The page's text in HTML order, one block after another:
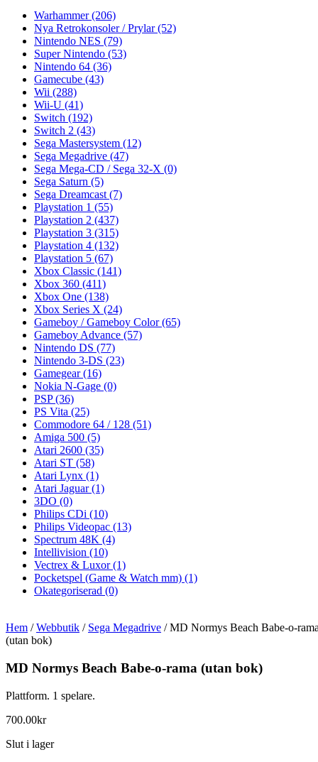
Warhammer(206)
Nya Retrokonsoler / Prylar(52)
Nintendo NES (79)
Super Nintendo (53)
Nintendo 64 (36)
Gamecube (43)
Wii (288)
Wii-U (41)
Switch (192)
Switch 2 (43)
Sega Mastersystem (12)
Sega Megadrive (47)
Sega Mega-CD / Sega 32-X (0)
Sega Saturn (5)
Sega Dreamcast (7)
Playstation 1 (55)
Playstation 2 (437)
Playstation 3 (315)
Playstation 4 (132)
Playstation 5 (67)
Xbox Classic (141)
Xbox 360 (411)
Xbox One (138)
Xbox Series X (24)
Gameboy / Gameboy Color(65)
Gameboy Advance (57)
Nintendo DS (77)
Nintendo 3-DS (23)
Gamegear(16)
Nokia N-Gage (0)
PSP(36)
PS Vita (25)
Commodore 64 / 128 (51)
Amiga 500 (5)
Atari 2600 (35)
Atari ST (58)
Atari Lynx (1)
Atari Jaguar(1)
3DO (0)
Philips CDi (10)
Philips Videopac (13)
Spectrum 48K (4)
Intellivision (10)
Vectrex & Luxor(1)
Pocketspel (Game & Watch mm) (1)
Okategoriserad (0)
Hem /Webbutik / Sega Megadrive / MD Normys Beach Babe-o-
(utan bok)
MD Normys Beach Babe-o-rama (utan bok)
Plattform. 1 spelare.
700.00kr
Slut i lager